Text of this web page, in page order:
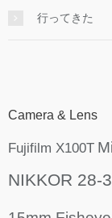
行ってきた
Camera & Lens
Fujifilm X100T
NIKKOR 28-